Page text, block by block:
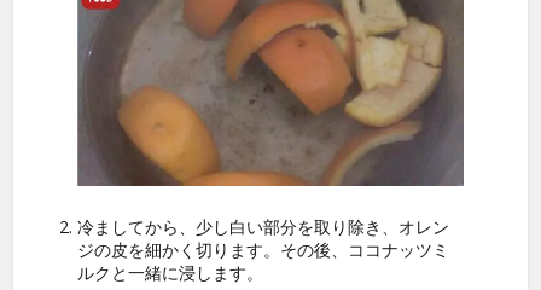
冷ましてから、少し白い部分を取り除き、オレン
ジの皮を細かく切ります。その後、ココナッツミ
ルクと一緒に浸します。